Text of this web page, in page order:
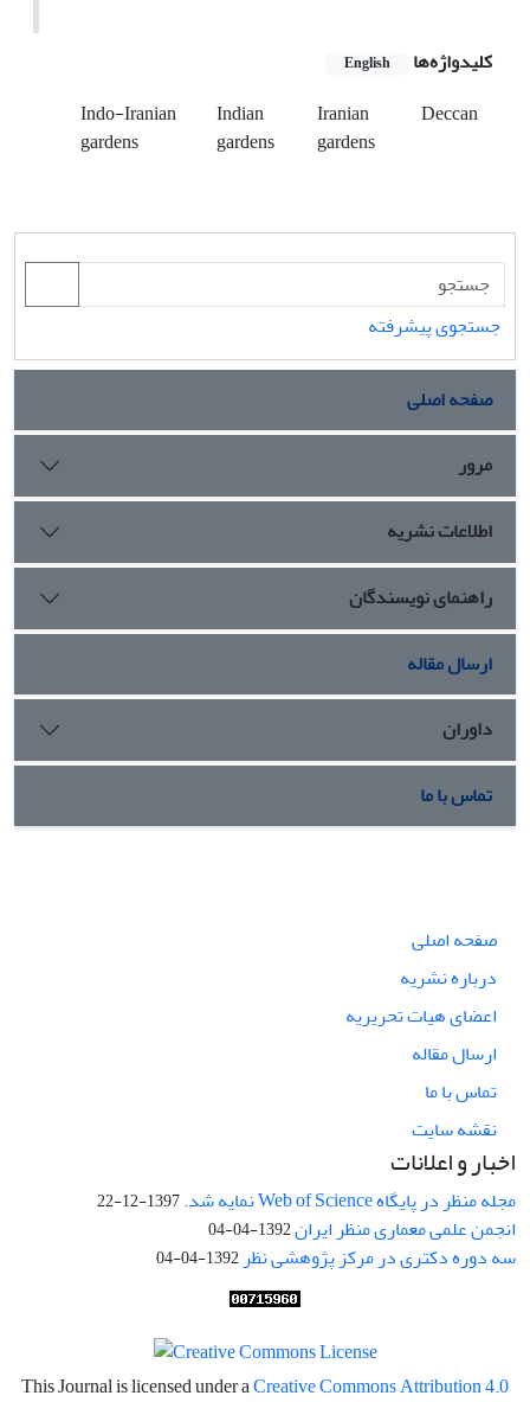
کلیدواژه‌ها English
Indo-Iranian
gardens
Indian
gardens
Iranian
gardens
Deccan
جستجوی پیشرفته
صفحه اصلی
مرور
اطلاعات نشریه
راهنمای نویسندگان
ارسال مقاله
داوران
تماس با ما
صفحه اصلی
درباره نشریه
اعضای هیات تحریریه
ارسال مقاله
تماس با ما
نقشه سایت
اخبار و اعلانات
مجله منظر در پایگاه Web of Science نمایه شد. 1397-12-22
انجمن علمی معماری منظر ایران1392-04-04
سه دوره دکتری در مرکز پژوهشی نظر 1392-04-04
This Journal is licensed under aCreative Commons Attribution 4.0